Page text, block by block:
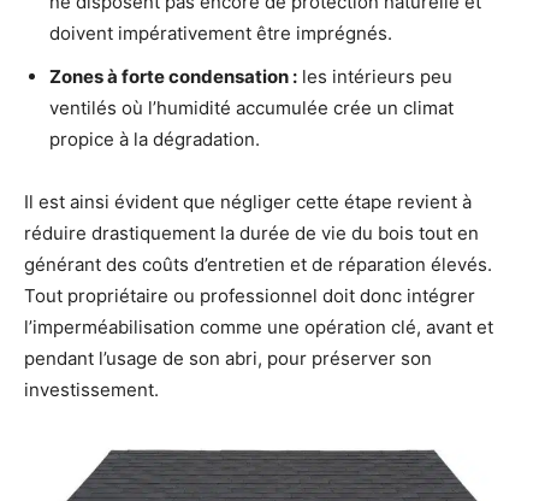
doivent impérativement être imprégnés.
Zones à forte condensation : les intérieurs peu
ventilés où l’humidité accumulée crée un climat
propice à la dégradation.
Il est ainsi évident que négliger cette étape revient à
réduire drastiquement la durée de vie du bois tout en
générant des coûts d’entretien et de réparation élevés.
Tout propriétaire ou professionnel doit donc intégrer
l’imperméabilisation comme une opération clé, avant et
pendant l’usage de son abri, pour préserver son
investissement.